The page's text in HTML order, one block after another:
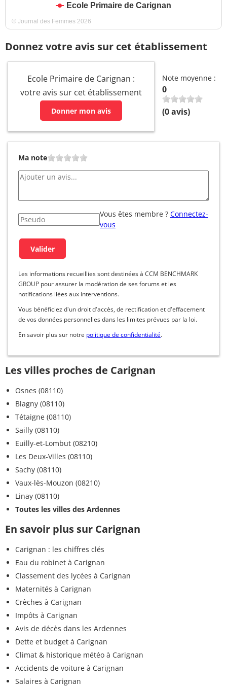
Ecole Primaire de Carignan
© Journal des Femmes 2026
Donnez votre avis sur cet établissement
Ecole Primaire de Carignan :
votre avis sur cet établissement
Donner mon avis
Note moyenne :
0
(0avis)
Ma note
Vous êtes membre ? Connectez-
vous
Les informations recueillies sont destinées à CCM BENCHMARK
GROUP pour assurer la modération de ses forums et les
notifications liées aux interventions.
Vous bénéficiez d'un droit d'accès, de rectification et d'effacement
de vos données personnelles dans les limites prévues par la loi.
En savoir plus sur notre politique de confidentialité.
Les villes proches de Carignan
Osnes (08110)
Blagny (08110)
Tétaigne (08110)
Sailly (08110)
Euilly-et-Lombut (08210)
Les Deux-Villes (08110)
Sachy (08110)
Vaux-lès-Mouzon (08210)
Linay (08110)
Toutes les villes des Ardennes
En savoir plus sur Carignan
Carignan : les chiffres clés
Eau du robinet à Carignan
Classement des lycées à Carignan
Maternités à Carignan
Crèches à Carignan
Impôts à Carignan
Avis de décès dans les Ardennes
Dette et budget à Carignan
Climat & historique météo à Carignan
Accidents de voiture à Carignan
Salaires à Carignan